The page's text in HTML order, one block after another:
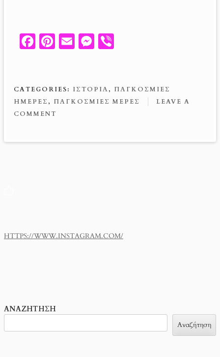
Fa
o
o
k
Pi
es
t
E M
n
g
CATEGORIES: ΙΣΤΟΡΙΑ, ΠΑΓΚΟΣΜΙΕΣ
ΗΜΕΡΕΣ , ΠΑΓΚΟΣΜΙΕΣ ΜΕΡΕΣ
LEAVE A
COMMENT
HTTPS://WWW.INSTAGRAM.COM/
ΑΝΑΖΉΤΗΣΗ
Αναζήτηση